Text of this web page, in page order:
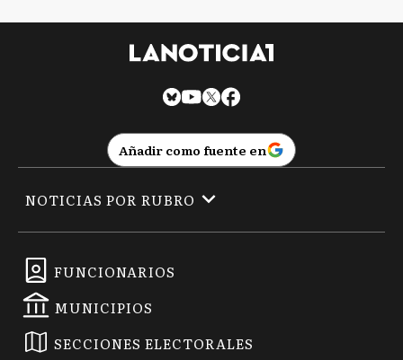
Añadir como fuente en
FUNCIONARIOS
MUNICIPIOS
SECCIONES ELECTORALES
NOTICIAS POR RUBRO